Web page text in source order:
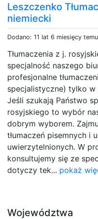
Leszczenko
niemiecki
Dodano: 11 lat 6 miesięcy temu
Tłumaczenia z j.
specjalność naszego
profesjonalne
specjalistyczne) tylko
Jeśli szukają Państwo
rosyjskiego to wybór
dobrym wyborem.
tłumaczeń pisemnych i
uwierzytelnionych. W
konsultujemy się ze
dotyczy tek... pokaż
Województwa